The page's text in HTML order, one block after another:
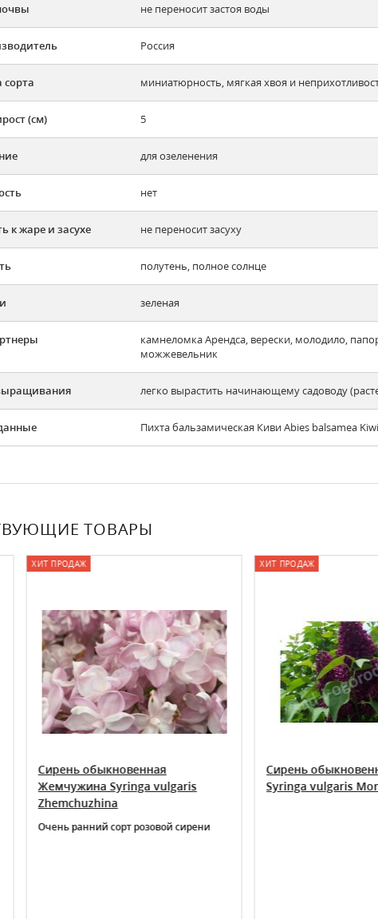
не переносит застоя воды
Россия
сорта миниатюрность, мягкая хвоя и
(см) 5
для озеленения
нет
к жаре и засухе не переносит засуху
полутень, полное солнце
зеленая
камнеломка Арендса, верески, молодило,
можжевельник
легко вырастить начинающему садоводу
Пихта бальзамическая Киви Abies balsamea
ТОВАРЫ
Syringa vulgaris
сорт розовой сирени
Сирень обыкновенная Монж
Syringa vulgaris Monge